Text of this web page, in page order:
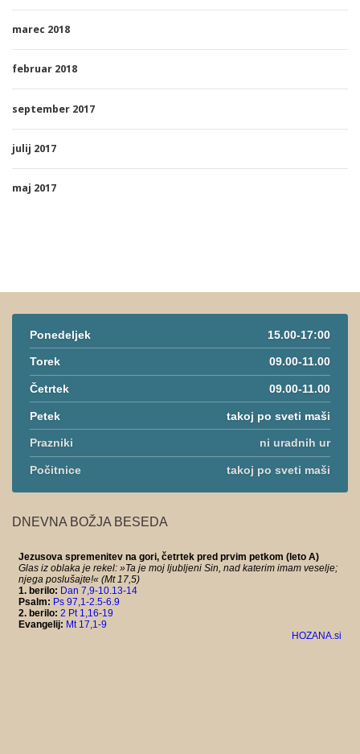
marec 2018
februar 2018
september 2017
julij 2017
maj 2017
Ponedeljek 15.00-17:00
Torek 09.00-11.00
Četrtek 09.00-11.00
Petek takoj po sveti maši
Prazniki ni uradnih ur
Počitnice takoj po sveti maši
DNEVNA BOŽJA BESEDA